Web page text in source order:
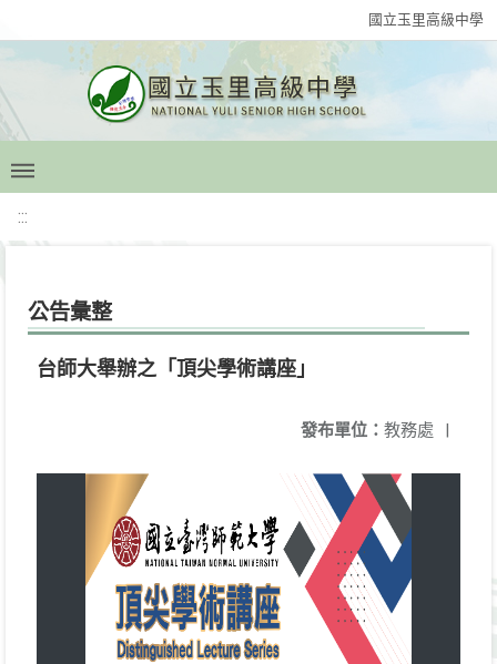
國立玉里高級中學
:::
公告彙整
台師大舉辦之「頂尖學術講座」
發布單位： 教務處 |